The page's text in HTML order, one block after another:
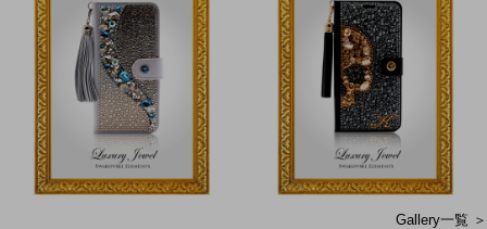
Gallery一覧 ＞